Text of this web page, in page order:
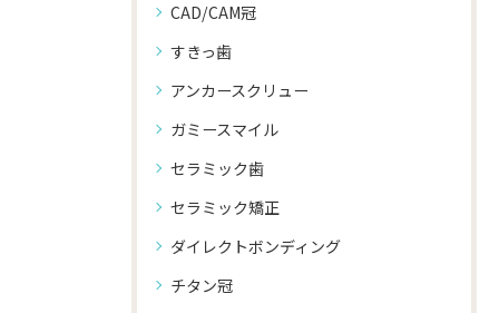
CAD/CAM冠
すきっ歯
アンカースクリュー
ガミースマイル
セラミック歯
セラミック矯正
ダイレクトボンディング
チタン冠